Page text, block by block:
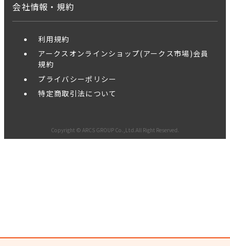
会社情報・規約
利用規約
アークスオンラインショップ(アークス市場)会員
規約
プライバシーポリシー
特定商取引法について
Copyright © ARCS GROUP Co.,Ltd.All Right Reserved.